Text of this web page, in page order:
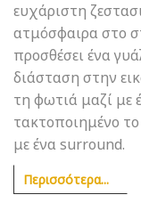
ευχάριστη
ατμόσφαιρα στο
προσθέσει ένα
διάσταση στην
τη φωτιά μαζί με
τακτοποιημένο
με ένα surround.
Περισσότερα...